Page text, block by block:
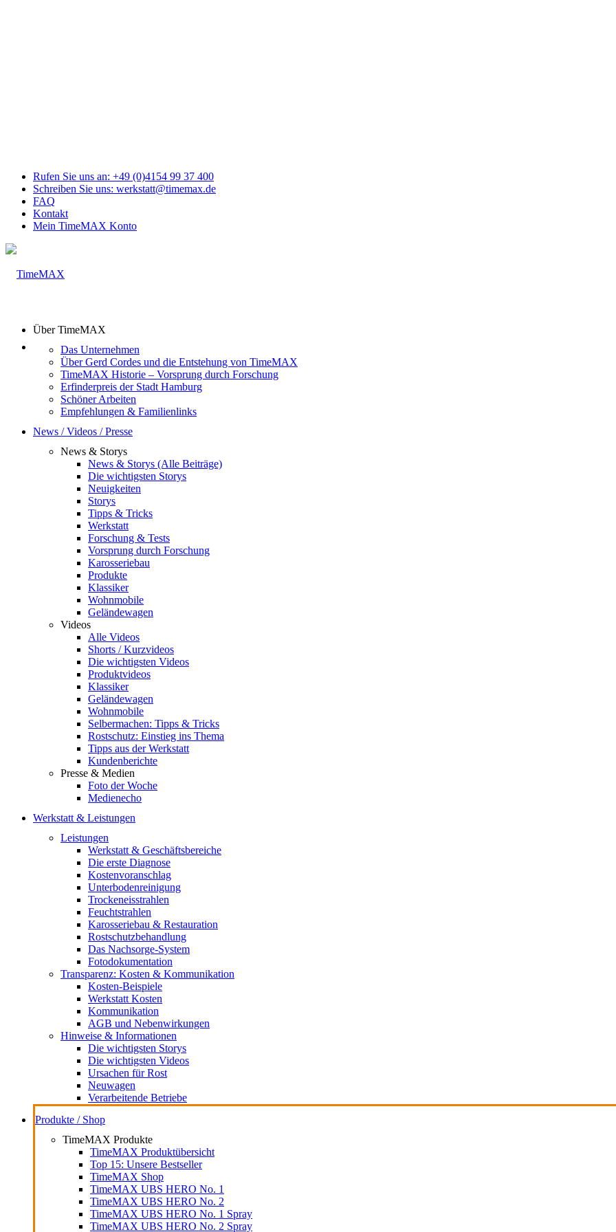
Rufen Sie uns an: +49 (0)4154 99 37 400
Schreiben Sie uns: werkstatt@timemax.de
FAQ
Kontakt
Mein TimeMAX Konto
Über TimeMAX
Das Unternehmen
Über Gerd Cordes und die Entstehung von TimeMAX
TimeMAX Historie – Vorsprung durch Forschung
Erfinderpreis der Stadt Hamburg
Schöner Arbeiten
Empfehlungen & Familienlinks
News / Videos / Presse
News & Storys
News & Storys (Alle Beiträge)
Die wichtigsten Storys
Neuigkeiten
Storys
Tipps & Tricks
Werkstatt
Forschung & Tests
Vorsprung durch Forschung
Karosseriebau
Produkte
Klassiker
Wohnmobile
Geländewagen
Videos
Alle Videos
Shorts / Kurzvideos
Die wichtigsten Videos
Produktvideos
Klassiker
Geländewagen
Wohnmobile
Selbermachen: Tipps & Tricks
Rostschutz: Einstieg ins Thema
Tipps aus der Werkstatt
Kundenberichte
Presse & Medien
Foto der Woche
Medienecho
Werkstatt & Leistungen
Leistungen
Werkstatt & Geschäftsbereiche
Die erste Diagnose
Kostenvoranschlag
Unterbodenreinigung
Trockeneisstrahlen
Feuchtstrahlen
Karosseriebau & Restauration
Rostschutzbehandlung
Das Nachsorge-System
Fotodokumentation
Transparenz: Kosten & Kommunikation
Kosten-Beispiele
Werkstatt Kosten
Kommunikation
AGB und Nebenwirkungen
Hinweise & Informationen
Die wichtigsten Storys
Die wichtigsten Videos
Ursachen für Rost
Neuwagen
Verarbeitende Betriebe
Produkte / Shop
TimeMAX Produkte
TimeMAX Produktübersicht
Top 15: Unsere Bestseller
TimeMAX Shop
TimeMAX UBS HERO No. 1
TimeMAX UBS HERO No. 2
TimeMAX UBS HERO No. 1 Spray
TimeMAX UBS HERO No. 2 Spray